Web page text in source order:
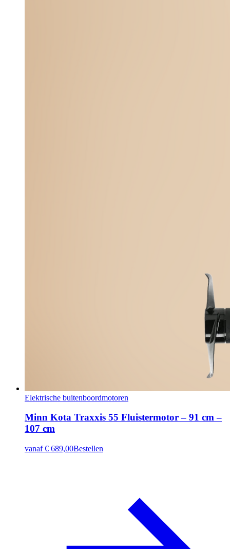
Elektrische buitenboordmotoren
Minn Kota Traxxis 55 Fluistermotor – 91 cm –
107 cm
vanaf € 689,00Bestellen